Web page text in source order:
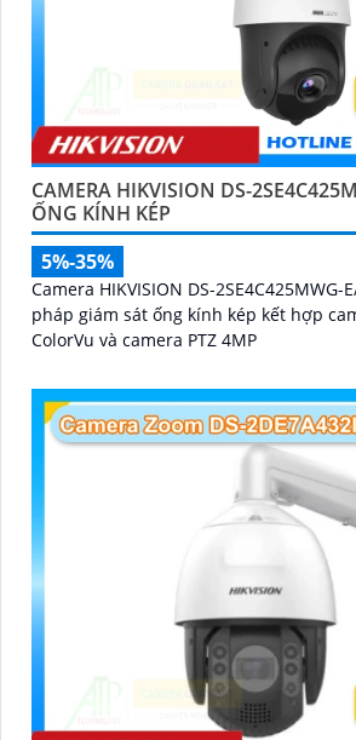
CAMERA HIKVISION DS-
ỐNG KÍNH KÉP
5%-35%
Camera HIKVISION DS-2SE4C425MWG-
pháp giám sát ống kính kép kết hợp
ColorVu và camera PTZ 4MP